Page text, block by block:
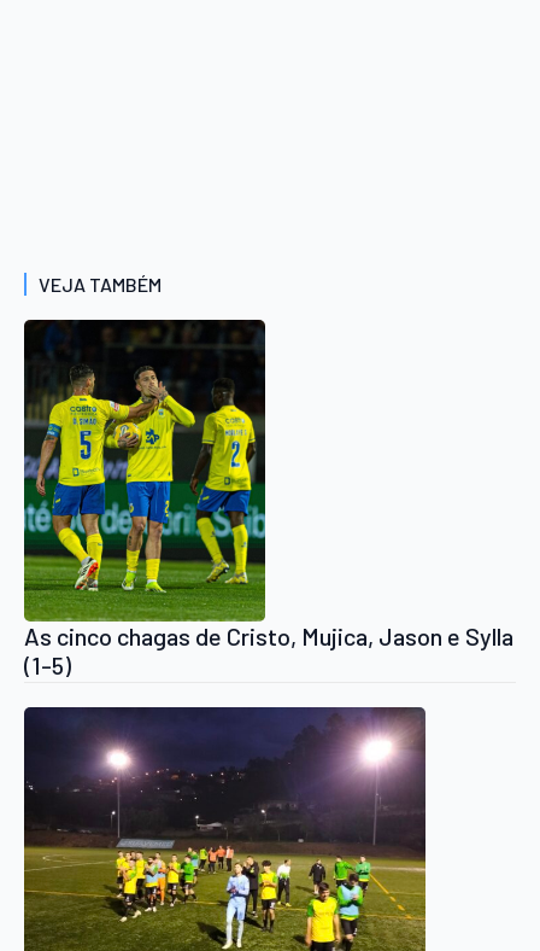
VEJA TAMBÉM
As cinco chagas de Cristo, Mujica, Jason e Sylla
(1-5)